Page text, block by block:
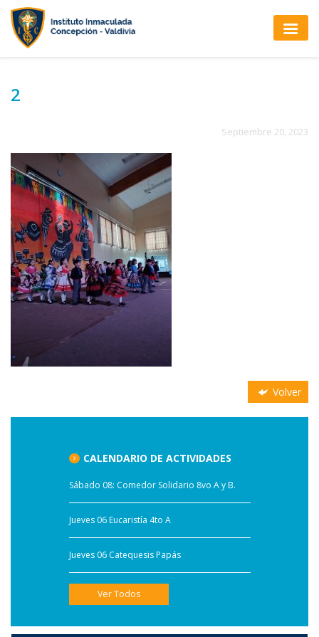
2
Septiembre 20, 2023
Volver
CALENDARIO DE ACTIVIDADES
Sábado 08: Comedor Solidario 8vo A y B.
Jueves 06 Eucaristía 4to A
Jueves 06 Catequesis Papás
Ver Todos